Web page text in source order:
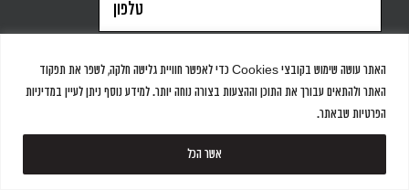
האתר עושה שימוש בקובצי Cookies כדי לאפשר חוויית גלישה חלקה, לשפר את תפקוד
האתר ולהתאים עבורך את התוכן וההצעות בצורה נוחה יותר. למידע נוסף ניתן לעיין במדיניות
הפרטיות שבאתר.
אשר הכל